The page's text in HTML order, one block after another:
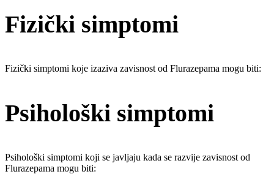
Fizički simptomi
Fizički simptomi koje izaziva zavisnost od Flurazepama mogu biti:
Psihološki simptomi
Psihološki simptomi koji se javljaju kada se razvije zavisnost od
Flurazepama mogu biti: